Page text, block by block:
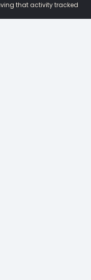
that activity tracked